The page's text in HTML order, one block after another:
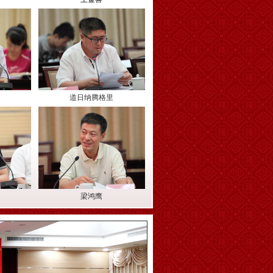
道日纳腾格里
梁鸿鹰